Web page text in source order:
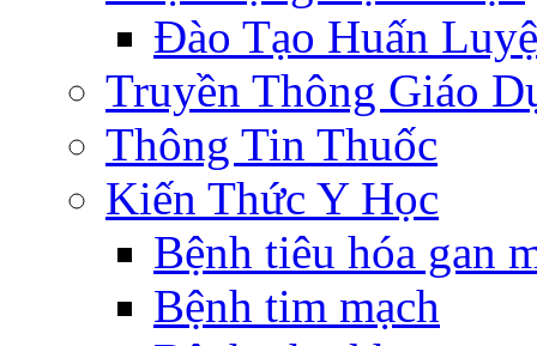
Đào Tạo Huấn
Truyền Thông Giáo
Thông Tin Thuốc
Kiến Thức Y Học
Bệnh tiêu hóa gan
Bệnh tim mạch